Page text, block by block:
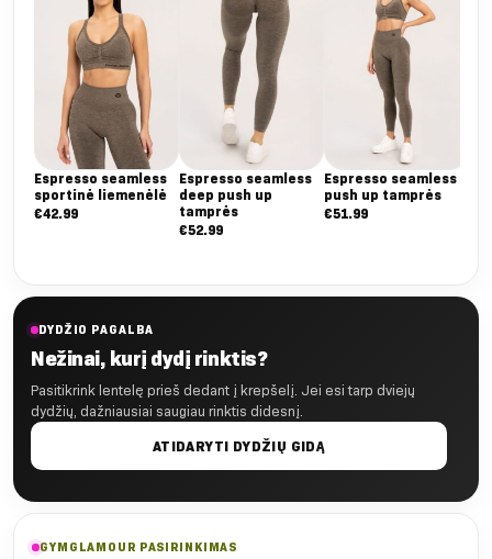
Espresso seamless
sportinė liemenėlė
€42.99
Espresso seamless
deep push up
tamprės
€52.99
Espresso seamless
push up tamprės
€51.99
DYDŽIO PAGALBA
Nežinai, kurį dydį rinktis?
Pasitikrink lentelę prieš dedant į krepšelį. Jei esi tarp dviejų
dydžių, dažniausiai saugiau rinktis didesnį.
ATIDARYTI DYDŽIŲ GIDĄ
GYMGLAMOUR PASIRINKIMAS